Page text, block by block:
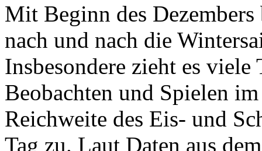
Mit Beginn des
nach und nach die
Insbesondere zieht es viele
Beobachten und Spielen
Reichweite des Eis- und
Tag zu. Laut Daten aus